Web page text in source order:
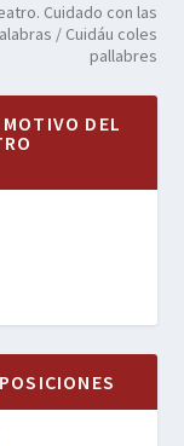
Cuidado con las
/ Cuidáu coles
pallabres
DEL